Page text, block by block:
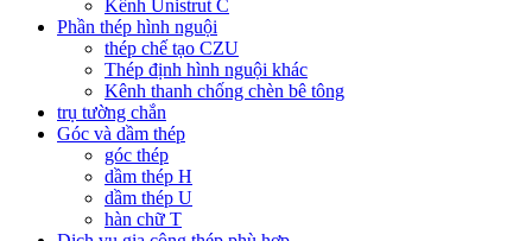
Kênh Unistrut C
Phần thép hình nguội
thép chế tạo CZU
Thép định hình nguội khác
Kênh thanh chống chèn bê tông
trụ tường chắn
Góc và dầm thép
góc thép
dầm thép H
dầm thép U
hàn chữ T